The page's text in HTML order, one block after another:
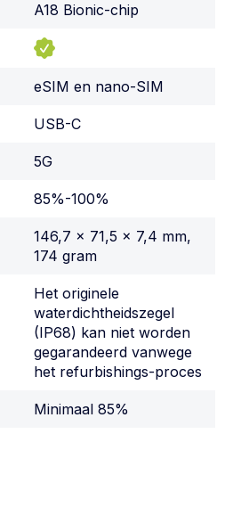
A18 Bionic-chip
eSIM en nano-SIM
USB-C
5G
85%-100%
146,7 x 71,5 x 7,4 mm,
174 gram
Het originele
waterdichtheidszegel
(IP68) kan niet worden
gegarandeerd vanwege
het refurbishings-proces
Minimaal 85%